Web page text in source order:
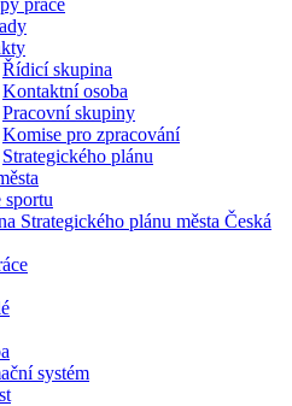
práce
Řídicí skupina
Kontaktní osoba
Pracovní skupiny
Komise pro zpracování
Strategického plánu
sportu
Strategického plánu města Česká
systém